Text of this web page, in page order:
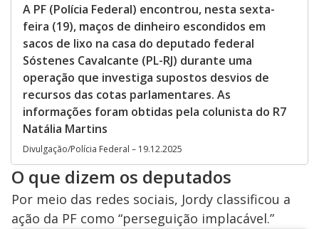
A PF (Polícia Federal) encontrou, nesta sexta-
feira (19), maços de dinheiro escondidos em
sacos de lixo na casa do deputado federal
Sóstenes Cavalcante (PL-RJ) durante uma
operação que investiga supostos desvios de
recursos das cotas parlamentares. As
informações foram obtidas pela colunista do R7
Natália Martins
Divulgação/Polícia Federal – 19.12.2025
O que dizem os deputados
Por meio das redes sociais, Jordy classificou a
ação da PF como “perseguição implacável.”